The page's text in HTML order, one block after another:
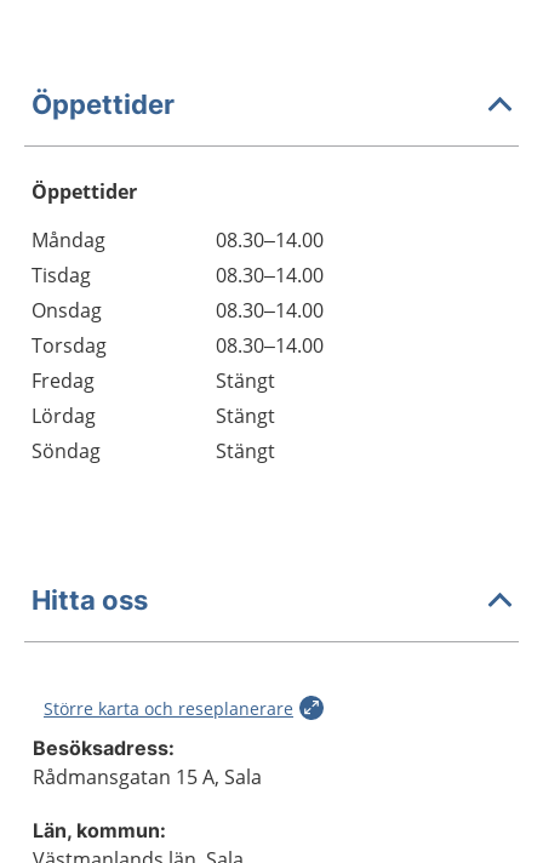
Öppettider
Öppettider
Dag
Öppettider
Kommentarer
Måndag
08.30–14.00
Tisdag
08.30–14.00
Onsdag
08.30–14.00
Torsdag
08.30–14.00
Fredag
Stängt
Lördag
Stängt
Söndag
Stängt
Hitta oss
Större karta och reseplanerare
Besöksadress:
Rådmansgatan 15 A, Sala
Län, kommun: